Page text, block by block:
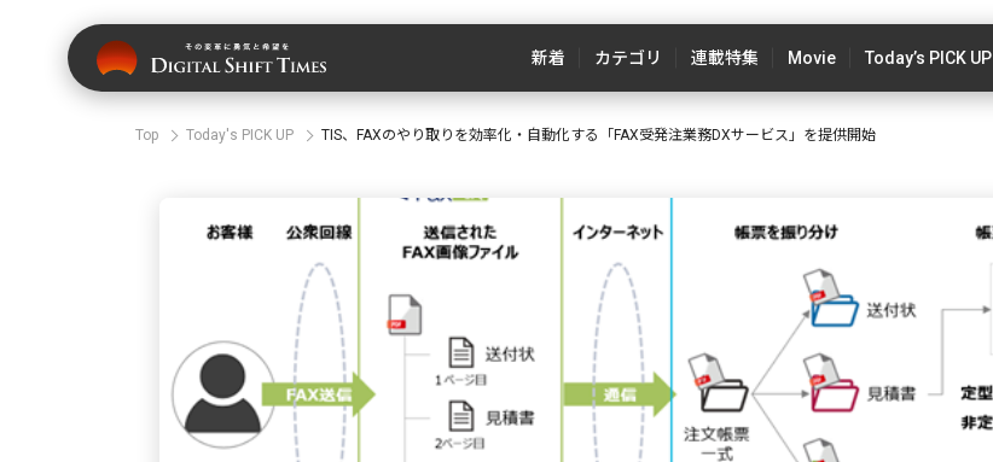
新着 カテゴリ 連載特集 Movie Today’s PICK UP
Top Today's PICK UP TIS、FAXのやり取りを効率化・自動化する「FAX受発注業務DXサービス」を提供開始